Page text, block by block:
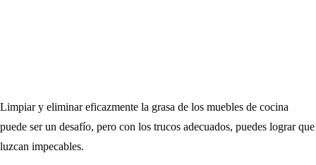
Limpiar y eliminar eficazmente la grasa de los muebles de cocina
puede ser un desafío, pero con los trucos adecuados, puedes lograr que
luzcan impecables.